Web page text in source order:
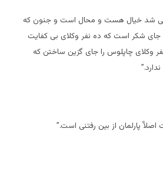
شد خیال هست و محال است و جنون که
شکر است که ده نفر وکلای بی کفایت
وکلای چاپلوس را جای گزین ساختن که
پارلمان از بین رفتنی است.”